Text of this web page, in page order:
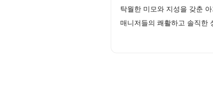
탁월한 미모와 지성을 갖춘
매니저들의 쾌활하고 솔직한